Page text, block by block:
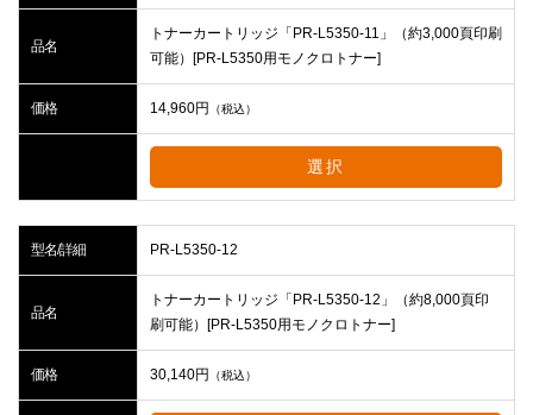
品名
トナーカートリッジ「PR-L5350-11」（約3,000頁印刷
可能）[PR-L5350用モノクロトナー]
価格 14,960円 （税込）
選択
型名/詳細 PR-L5350-12
品名
トナーカートリッジ「PR-L5350-12」（約8,000頁印
刷可能）[PR-L5350用モノクロトナー]
価格 30,140円 （税込）